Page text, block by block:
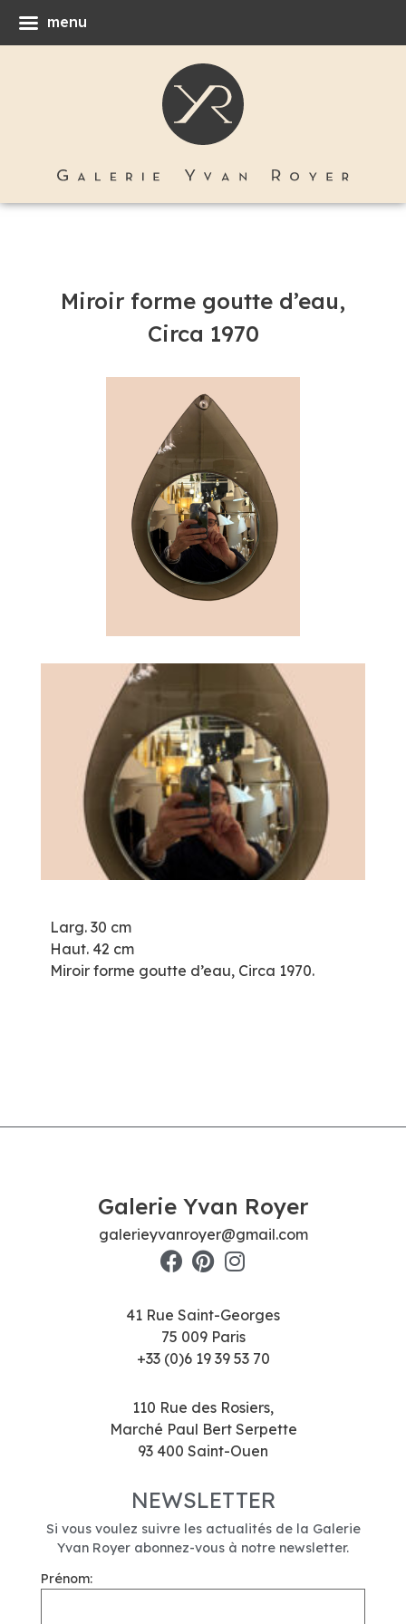
Miroir forme goutte d’eau,
Circa 1970
Larg. 30 cm
Haut. 42 cm
Miroir forme goutte d’eau, Circa 1970.
Galerie Yvan Royer
galerieyvanroyer@gmail.com
41 Rue Saint-Georges
75 009 Paris
+33 (0)6 19 39 53 70
110 Rue des Rosiers,
Marché Paul Bert Serpette
93 400 Saint-Ouen
NEWSLETTER
Si vous voulez suivre les actualités de la Galerie
Yvan Royer abonnez-vous à notre newsletter.
Prénom:
menu